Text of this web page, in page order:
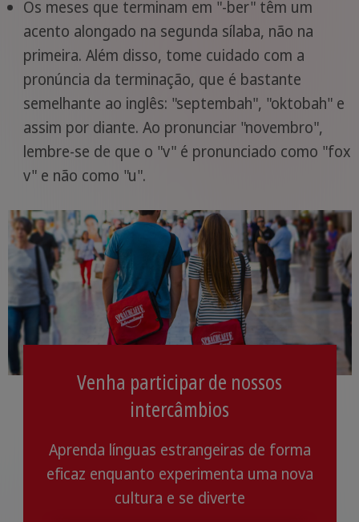
Os meses que terminam em "-ber" têm um
acento alongado na segunda sílaba, não na
primeira. Além disso, tome cuidado com a
pronúncia da terminação, que é bastante
semelhante ao inglês: "septembah", "oktobah" e
assim por diante. Ao pronunciar "novembro",
lembre-se de que o "v" é pronunciado como "fox
v" e não como "u".
Venha participar de nossos
intercâmbios
Aprenda línguas estrangeiras de forma
eficaz enquanto experimenta uma nova
cultura e se diverte